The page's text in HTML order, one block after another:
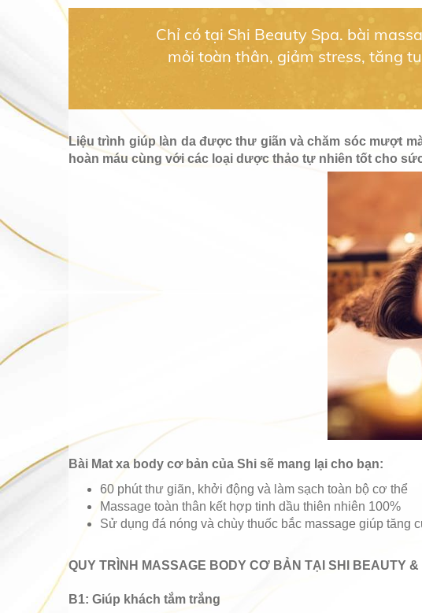
Chỉ có tại Shi Beauty Spa. bài
mỏi toàn thân, giảm stress, tăng
Liệu trình giúp làn da được thư giãn và chăm sóc mượt
hoàn máu cùng với các loại dược thảo tự nhiên tốt cho
Bài Mat xa body cơ bản của Shi sẽ mang lại cho bạn:
60 phút thư giãn, khởi động và làm sạch toàn bộ cơ thể
Massage toàn thân kết hợp tinh dầu thiên nhiên 100%
Sử dụng đá nóng và chùy thuốc bắc massage giúp
QUY TRÌNH MASSAGE BODY CƠ BẢN TẠI SHI BEAUTY &
B1: Giúp khách tắm trắng